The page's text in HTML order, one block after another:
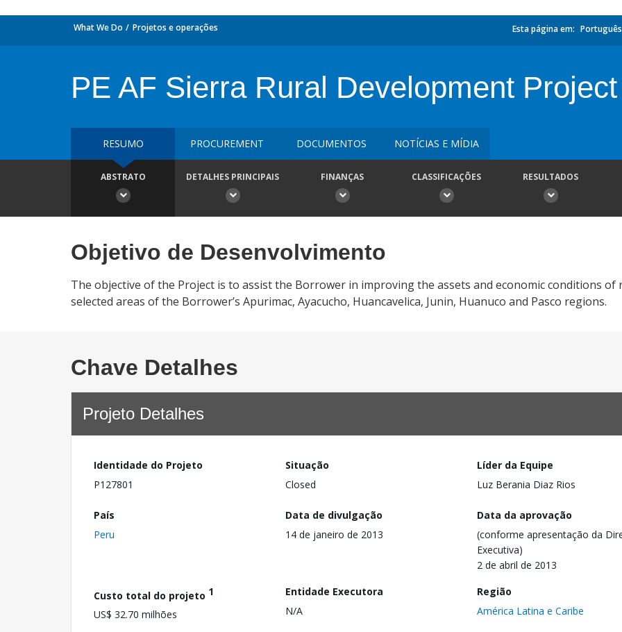
What We Do Projetos e operações Esta página em: Português
PE AF Sierra Rural Development Project
RESUMO PROCUREMENT DOCUMENTOS NOTÍCIAS E MÍDIA
ABSTRATO DETALHES PRINCIPAIS FINANÇAS CLASSIFICAÇÕES RESULTADOS
Objetivo de Desenvolvimento
The objective of the Project is to assist the Borrower in improving the assets and economic conditions of
selected areas of the Borrower’s Apurimac, Ayacucho, Huancavelica, Junin, Huanuco and Pasco regions.
Chave Detalhes
Projeto Detalhes
Identidade do Projeto
P127801
Situação
Closed
Líder da Equipe
Luz Berania Diaz Rios
País
Peru
Data de divulgação
14 de janeiro de 2013
Data da aprovação
(conforme apresentação da
Executiva)
2 de abril de 2013
Custo total do projeto 1
US$ 32.70 milhões
Entidade Executora
N/A
Região
América Latina e Caribe